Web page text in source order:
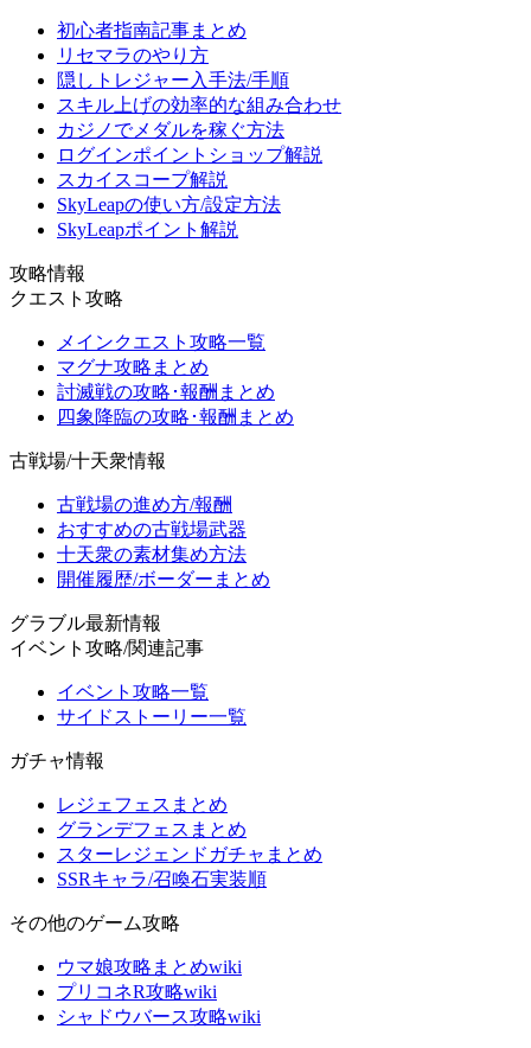
初心者指南記事まとめ
リセマラのやり方
隠しトレジャー入手法/手順
スキル上げの効率的な組み合わせ
カジノでメダルを稼ぐ方法
ログインポイントショップ解説
スカイスコープ解説
SkyLeapの使い方/設定方法
SkyLeapポイント解説
攻略情報
クエスト攻略
メインクエスト攻略一覧
マグナ攻略まとめ
討滅戦の攻略･報酬まとめ
四象降臨の攻略･報酬まとめ
古戦場/十天衆情報
古戦場の進め方/報酬
おすすめの古戦場武器
十天衆の素材集め方法
開催履歴/ボーダーまとめ
グラブル最新情報
イベント攻略/関連記事
イベント攻略一覧
サイドストーリー一覧
ガチャ情報
レジェフェスまとめ
グランデフェスまとめ
スターレジェンドガチャまとめ
SSRキャラ/召喚石実装順
その他のゲーム攻略
ウマ娘攻略まとめwiki
プリコネR攻略wiki
シャドウバース攻略wiki